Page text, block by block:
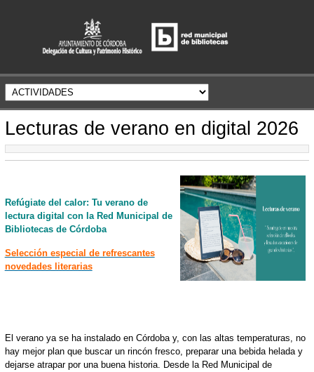
Lecturas de verano en digital 2026
Refúgiate del calor: Tu verano de
lectura digital con la Red Municipal de
Bibliotecas de Córdoba
Selección especial de refrescantes
novedades literarias
El verano ya se ha instalado en Córdoba y, con las altas temperaturas, no
hay mejor plan que buscar un rincón fresco, preparar una bebida helada y
dejarse atrapar por una buena historia. Desde la Red Municipal de